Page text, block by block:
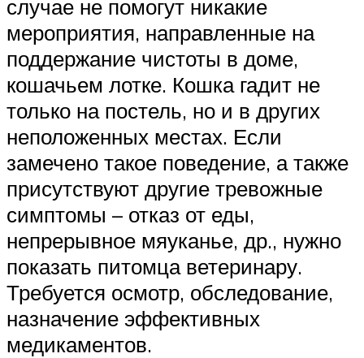
случае не помогут никакие
мероприятия, направленные на
поддержание чистоты в доме,
кошачьем лотке. Кошка гадит не
только на постель, но и в других
неположенных местах. Если
замечено такое поведение, а также
присутствуют другие тревожные
симптомы – отказ от еды,
непрерывное мяуканье, др., нужно
показать питомца ветеринару.
Требуется осмотр, обследование,
назначение эффективных
медикаментов.